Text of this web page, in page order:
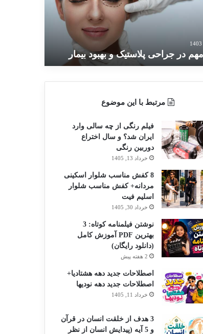
مرتبط با این موضوع
فیلم رنگی از چه سالی وارد
ایران شد؟ و سال اختراع
دوربین رنگی
خرداد 13, 1405
8 کفش مناسب شلوار اسکینی
مردانه+ کفش مناسب شلوار
اسلیم فیت
خرداد 30, 1405
نوشتن فیلمنامه کوتاه: 3
بهترین PDF آموزش کامل
(دانلود رایگان)
2 هفته پیش
اصطلاحات جدید دهه هشتادیا+
اصطلاحات جدید دهه نودیها
خرداد 11, 1405
3 هدف از خلقت انسان در قرآن
و 5 آیه (پیدایش انسان از نظر